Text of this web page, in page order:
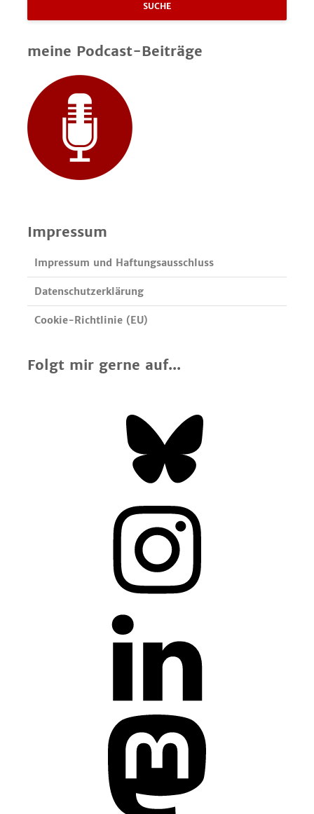
SUCHE
meine Podcast-Beiträge
Impressum
Impressum und Haftungsausschluss
Datenschutzerklärung
Cookie-Richtlinie (EU)
Folgt mir gerne auf...